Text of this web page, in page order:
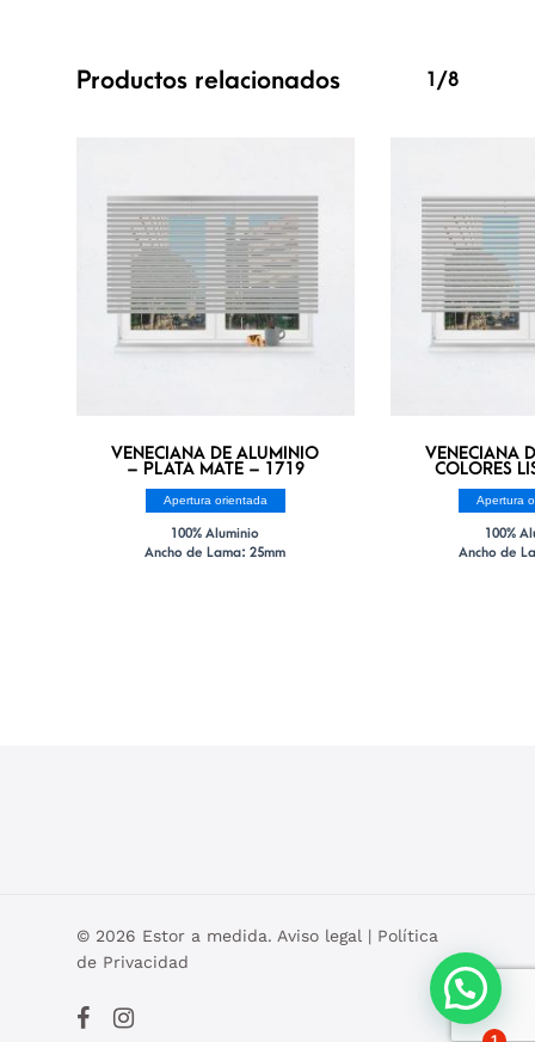
Productos relacionados 1/8
VENECIANA DE ALUMINIO
– PLATA MATE – 1719
Apertura orientada
100% Aluminio
Ancho de Lama: 25mm
VENECIANA
COLORES
Apertura
100%
Ancho de
© 2026 Estor a medida. Aviso legal | Política
de Privacidad
facebookinstagram